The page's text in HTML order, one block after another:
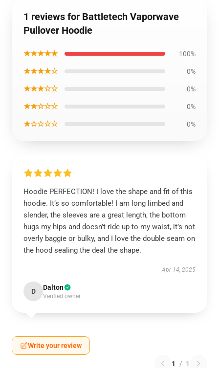
1 reviews for Battletech Vaporwave
Pullover Hoodie
★★★★★ 100%
★★★★☆ 0%
★★★☆☆ 0%
★★☆☆☆ 0%
★☆☆☆☆ 0%
Hoodie PERFECTION! I love the shape and fit of this
hoodie. It’s so comfortable! I am long limbed and
slender, the sleeves are a great length, the bottom
hugs my hips and doesn’t ride up to my waist, it’s not
overly baggie or bulky, and I love the double seam on
the hood sealing the deal the shape.
Apr 14, 2025
D Dalton
Verified owner
Write your review
1 / 1